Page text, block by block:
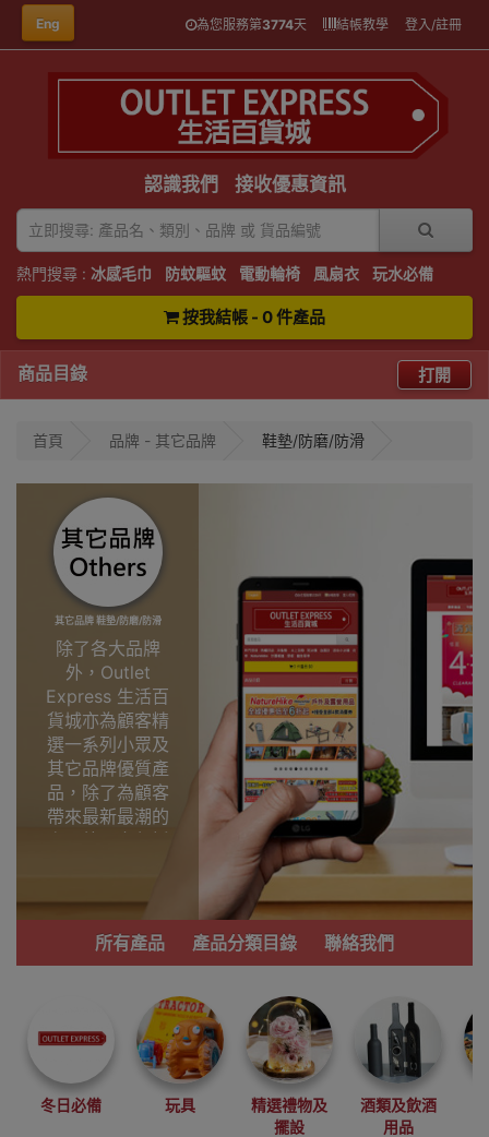
Eng 為您服務第3774天 結帳教學 登入/註冊
認識我們 接收優惠資訊
熱門搜尋 : 冰感毛巾 防蚊驅蚊 電動輪椅 風扇衣 玩水必備
按我結帳 - 0 件產品
商品目錄 打開
首頁 品牌 - 其它品牌 鞋墊/防磨/防滑
其它品牌 鞋墊/防磨/防滑
除了各大品牌
外，Outlet
Express 生活百
貨城亦為顧客精
選一系列小眾及
其它品牌優質產
品，除了為顧客
帶來最新最潮的
產品外，亦包括
功能齊備的產
品。
我們每月會固定
尋找最更新、最
潮、有特色而且
優惠的優質產
品，從用家的角
度為你帶來你的
最好選擇。
所有產品 產品分類目錄 聯絡我們
冬日必備 玩具
精選禮物及
擺設
酒類及飲酒
用品